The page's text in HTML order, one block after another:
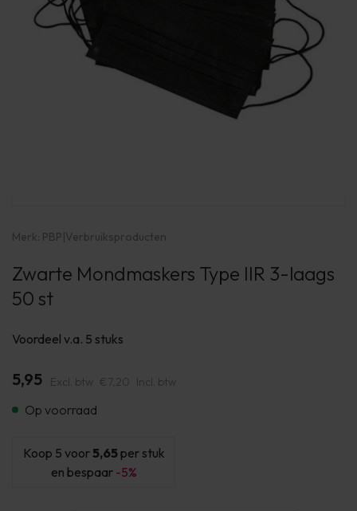
Merk: PBP|Verbruiksproducten
Zwarte Mondmaskers Type IIR 3-laags
50 st
Voordeel v.a. 5 stuks
5,95 Excl. btw €7,20 Incl. btw
Op voorraad
Koop 5 voor5,65per stuk
en bespaar -5%